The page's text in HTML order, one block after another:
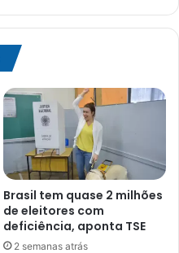
Brasil tem quase 2 milhões
de eleitores com
deficiência, aponta TSE
2 semanas atrás